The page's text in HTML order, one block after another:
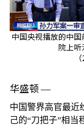
中国央视播放的中
院上听
华盛顿 —
中国警界高官最近
己的“刀把子”相当